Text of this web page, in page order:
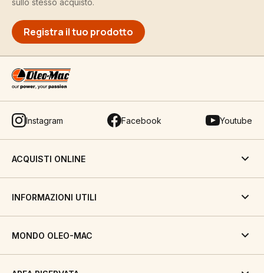
sullo stesso acquisto.
Registra il tuo prodotto
Instagram Facebook Youtube
ACQUISTI ONLINE
INFORMAZIONI UTILI
MONDO OLEO-MAC